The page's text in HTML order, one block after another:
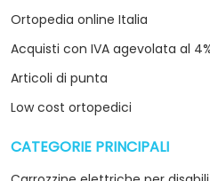
Ortopedia online Italia
Acquisti con IVA agevolata al
Articoli di punta
Low cost ortopedici
CATEGORIE PRINCIPALI